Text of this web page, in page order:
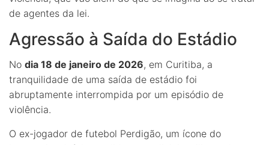
de agentes da lei.
Agressão à Saída do Estádio
No dia 18 de janeiro de 2026, em Curitiba, a
tranquilidade de uma saída de estádio foi
abruptamente interrompida por um episódio de
violência.
O ex-jogador de futebol Perdigão, um ícone do